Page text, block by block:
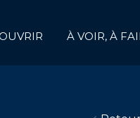
À VOIR, À